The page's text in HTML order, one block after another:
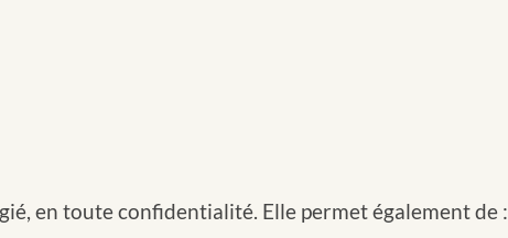
en toute confidentialité. Elle permet également de :